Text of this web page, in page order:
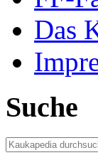
Das
Suche